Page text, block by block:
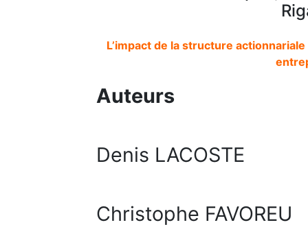
L’impact de la structure
Auteurs
Denis LACOSTE
Christophe FAVOREU